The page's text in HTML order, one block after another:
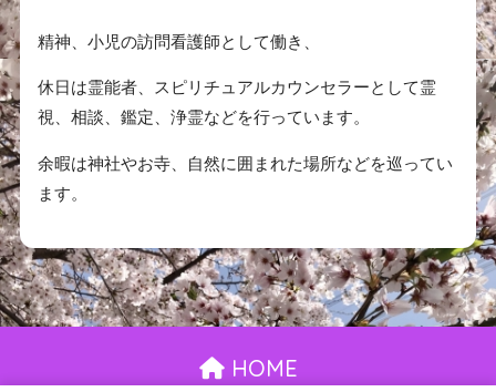
精神、小児の訪問看護師として働き、
休日は霊能者、スピリチュアルカウンセラーとして霊
視、相談、鑑定、浄霊などを行っています。
余暇は神社やお寺、自然に囲まれた場所などを巡ってい
ます。
HOME